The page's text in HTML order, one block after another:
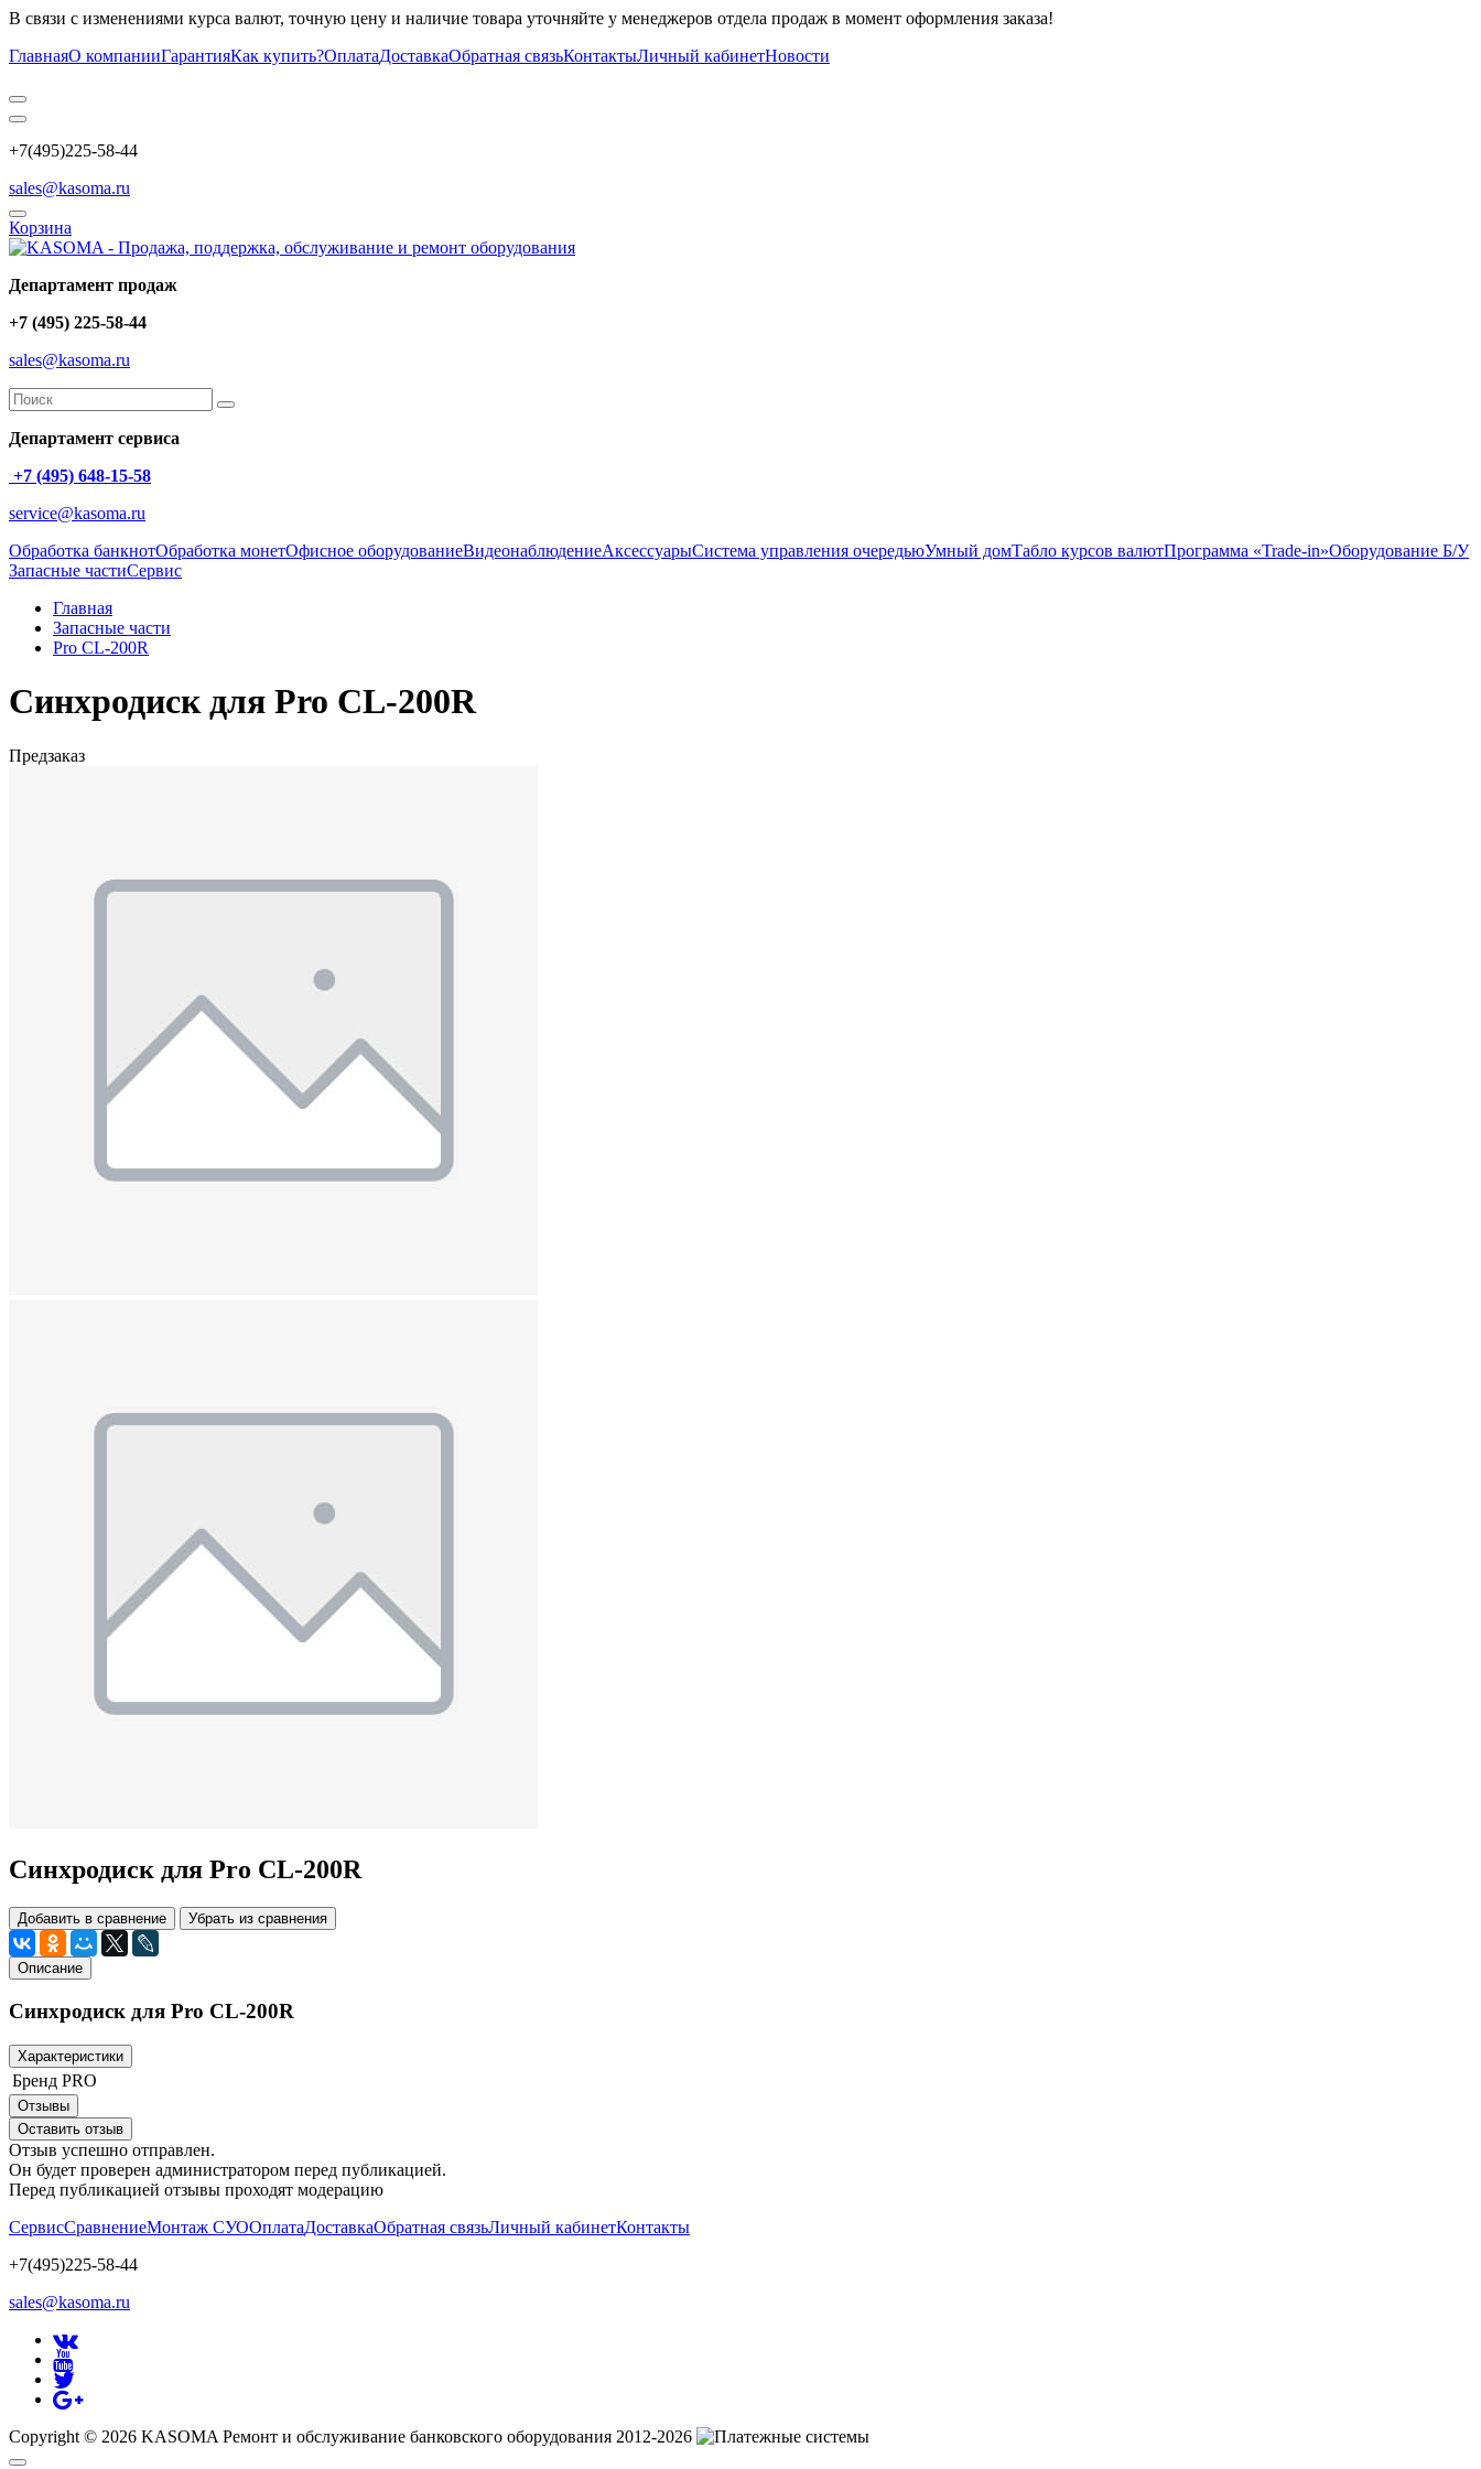
В связи с изменениями курса валют, точную цену и наличие товара уточняйте у менеджеров отдела продаж в момент оформления заказа!
ГлавнаяО компанииГарантияКак купить?ОплатаДоставкаОбратная связьКонтактыЛичный кабинетНовости
+7(495)225-58-44
sales@kasoma.ru
Корзина
Департамент продаж
+7 (495) 225-58-44
sales@kasoma.ru
Департамент сервиса
+7 (495) 648-15-58
service@kasoma.ru
Обработка банкнотОбработка монетОфисное оборудованиеВидеонаблюдениеАксессуарыСистема управления очередьюУмный домТабло курсов валютПрограмма «Trade-in»Оборудование Б/У
Запасные частиСервис
Главная
Запасные части
Pro CL-200R
Синхродиск для Pro CL-200R
Предзаказ
Синхродиск для Pro CL-200R
Добавить в сравнение Убрать из сравнения
Описание
Синхродиск для Pro CL-200R
Характеристики
Бренд PRO
Отзывы
Оставить отзыв
Отзыв успешно отправлен.
Он будет проверен администратором перед публикацией.
Перед публикацией отзывы проходят модерацию
СервисСравнениеМонтаж СУООплатаДоставкаОбратная связьЛичный кабинетКонтакты
+7(495)225-58-44
sales@kasoma.ru
Copyright © 2026 KASOMA Ремонт и обслуживание банковского оборудования 2012-2026